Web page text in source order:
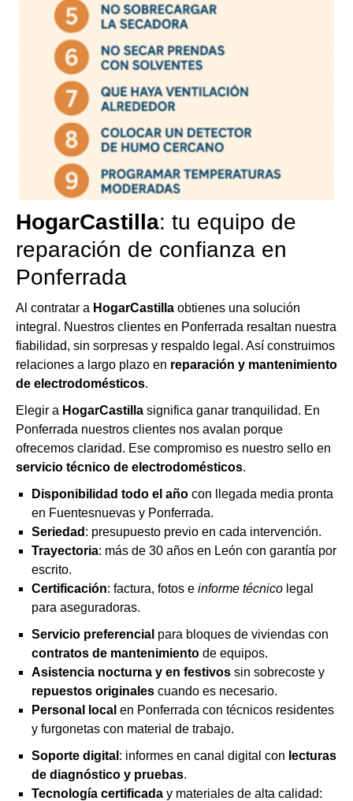
HogarCastilla: tu equipo de
reparación de confianza en
Ponferrada
Al contratar a HogarCastilla obtienes una solución
integral. Nuestros clientes en Ponferrada resaltan nuestra
fiabilidad, sin sorpresas y respaldo legal. Así construimos
relaciones a largo plazo en reparación y mantenimiento
de electrodomésticos.
Elegir a HogarCastilla significa ganar tranquilidad. En
Ponferrada nuestros clientes nos avalan porque
ofrecemos claridad. Ese compromiso es nuestro sello en
servicio técnico de electrodomésticos.
Disponibilidad todo el año con llegada media pronta
en Fuentesnuevas y Ponferrada.
Seriedad : presupuesto previo en cada intervención.
Trayectoria: más de 30 años en León con garantía por
escrito.
Certificación: factura, fotos e informe técnico legal
para aseguradoras.
Servicio preferencial para bloques de viviendas con
contratos de mantenimiento de equipos.
Asistencia nocturna y en festivos sin sobrecoste y
repuestos originales cuando es necesario.
Personal local en Ponferrada con técnicos residentes
y furgonetas con material de trabajo.
Soporte digital : informes en canal digital con lecturas
de diagnóstico y pruebas.
Tecnología certificada y materiales de alta calidad: